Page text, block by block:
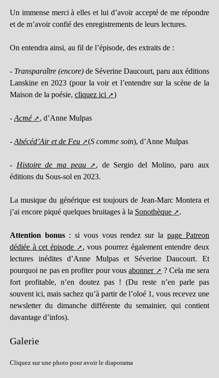
Un immense merci à elles et lui d’avoir accepté de me répondre
et de m’avoir confié des enregistrements de leurs lectures.
On entendra ainsi, au fil de l’épisode, des extraits de :
- Transparaître (encore) de Séverine Daucourt, paru aux éditions
Lanskine en 2023 (pour la voir et l’entendre sur la scène de la
Maison de la poésie, cliquez ici )
- Acmé , d’Anne Mulpas
- Abécéd’Air et de Feu (S comme soin), d’Anne Mulpas
- Histoire de ma peau
, de Sergio del Molino, paru aux
éditions du Sous-sol en 2023.
La musique du générique est toujours de Jean-Marc Montera et
j’ai encore piqué quelques bruitages à la Sonothèque .
Attention bonus: si vous vous rendez sur lapage Patreon
dédiée à cet épisode
, vous pourrez également entendre deux
lectures inédites d’Anne Mulpas et Séverine Daucourt. Et
pourquoi ne pas en profiter pour vousabonner
? Cela me sera
fort profitable, n’en doutez pas ! (Du reste n’en parle pas
souvent ici, mais sachez qu’à partir de l’oloé 1, vous recevez une
newsletter du dimanche différente du semainier, qui contient
davantage d’infos).
Galerie
Cliquez sur une photo pour avoir le diaporama